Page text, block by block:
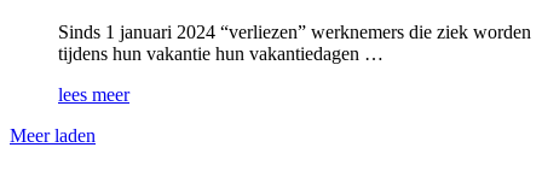
Sinds 1 januari 2024 “verliezen” werknemers die ziek worden
tijdens hun vakantie hun vakantiedagen …
lees meer
Meer laden